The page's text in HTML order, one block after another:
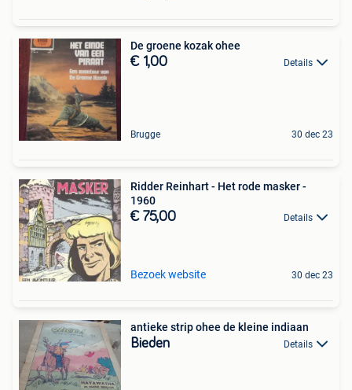
De groene kozak ohee
€ 1,00 Details
Brugge 30 dec 23
Ridder Reinhart - Het rode masker -
1960
€ 75,00 Details
Bezoek website 30 dec 23
antieke strip ohee de kleine indiaan
Bieden Details